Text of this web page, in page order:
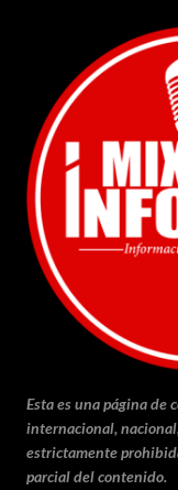
Ir
Esta es una página de
internacional,
estrictamente
parcial del contenido.